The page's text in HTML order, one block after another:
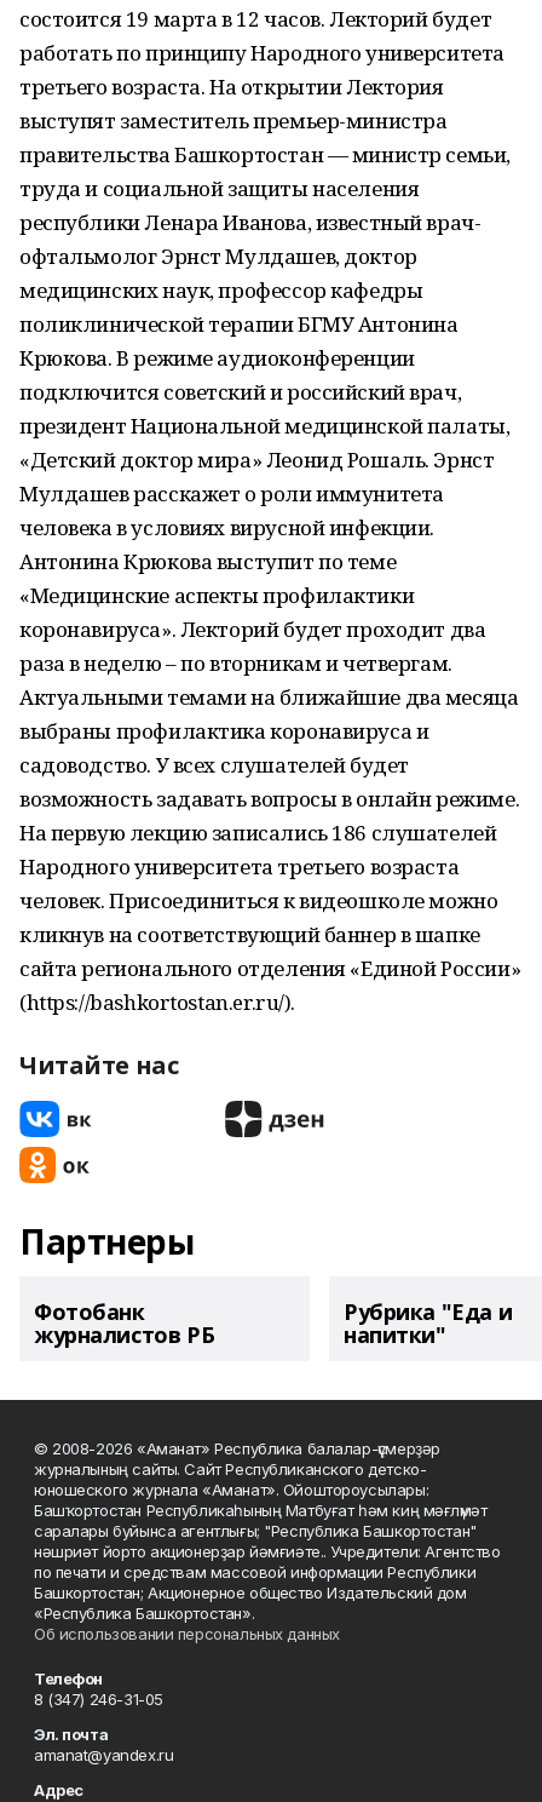
состоится 19 марта в 12 часов. Лекторий будет
работать по принципу Народного университета
третьего возраста. На открытии Лектория
выступят заместитель премьер-министра
правительства Башкортостан — министр семьи,
труда и социальной защиты населения
республики Ленара Иванова, известный врач-
офтальмолог Эрнст Мулдашев, доктор
медицинских наук, профессор кафедры
поликлинической терапии БГМУ Антонина
Крюкова. В режиме аудиоконференции
подключится советский и российский врач,
президент Национальной медицинской палаты,
«Детский доктор мира» Леонид Рошаль. Эрнст
Мулдашев расскажет о роли иммунитета
человека в условиях вирусной инфекции.
Антонина Крюкова выступит по теме
«Медицинские аспекты профилактики
коронавируса». Лекторий будет проходит два
раза в неделю – по вторникам и четвергам.
Актуальными темами на ближайшие два месяца
выбраны профилактика коронавируса и
садоводство. У всех слушателей будет
возможность задавать вопросы в онлайн режиме.
На первую лекцию записались 186 слушателей
Народного университета третьего возраста
человек. Присоединиться к видеошколе можно
кликнув на соответствующий баннер в шапке
сайта регионального отделения «Единой России»
(https://bashkortostan.er.ru/).
Читайте нас
Партнеры
Фотобанк
журналистов РБ
Рубрика "Еда и
напитки"
© 2008-2026 «Аманат» Республика балалар-үҫмерҙәр
журналының сайты. Сайт Республиканского детско-
юношеского журнала «Аманат». Ойоштороусылары:
Башҡортостан Республикаһының Матбуғат һәм киң мәғлүмәт
саралары буйынса агентлығы; "Республика Башкортостан"
нәшриәт йорто акционерҙар йәмғиәте.. Учредители: Агентство
по печати и средствам массовой информации Республики
Башкортостан; Акционерное общество Издательский дом
«Республика Башкортостан».
Об использовании персональных данных
Телефон
8 (347) 246-31-05
Эл. почта
amanat@yandex.ru
Адрес